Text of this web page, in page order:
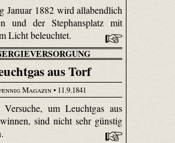
Januar 1882 wird allabendlich
und der Stephansplatz mit
Licht beleuchtet.
aus Torf
Magazin• 11.9.1841
Versuche, um Leuchtgas aus
sind nicht sehr günstig